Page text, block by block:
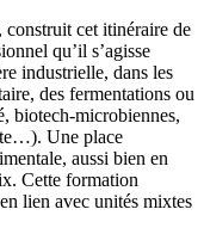
construit cet itinéraire de
qu’il s’agisse
industrielle, dans les
des fermentations ou
biotech-microbiennes,
Une place
aussi bien en
Cette formation
lien avec unités mixtes